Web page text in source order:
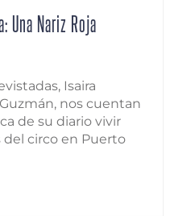
Una Nariz Roja
Isaira
nos cuentan
de su diario vivir
circo en Puerto